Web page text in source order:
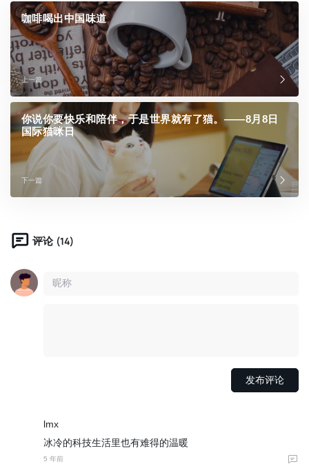
咖啡喝出中国味道
上一篇
你说你要快乐和陪伴，于是世界就有了猫。——8月8日
国际猫咪日
下一篇
评论 (14)
lmx
冰冷的科技生活里也有难得的温暖
5 年前